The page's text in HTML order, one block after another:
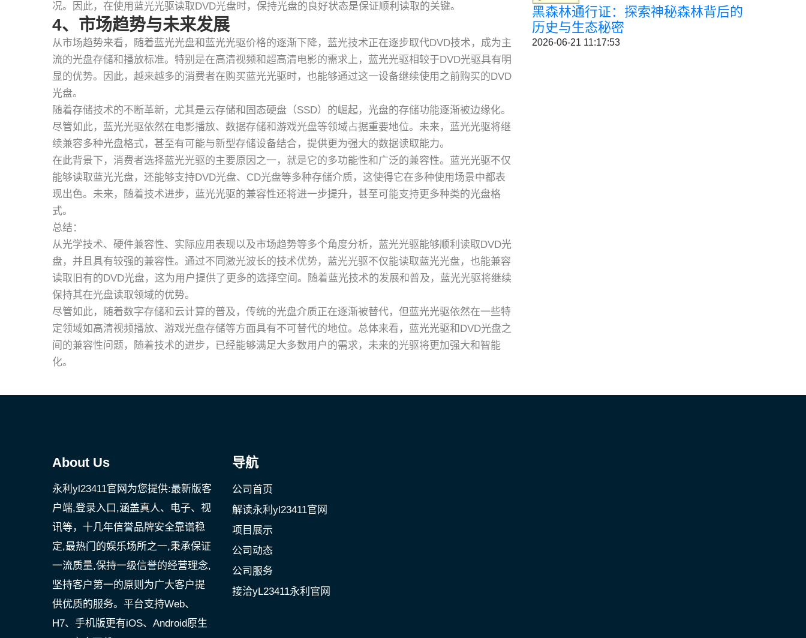
况。因此，在使用蓝光光驱读取DVD光盘时，保持光盘的良好状态是保证顺利读取的关键。
4、市场趋势与未来发展
从市场趋势来看，随着蓝光光盘和蓝光光驱价格的逐渐下降，蓝光技术正在逐步取代DVD技术，成为主
流的光盘存储和播放标准。特别是在高清视频和超高清电影的需求上，蓝光光驱相较于DVD光驱具有明
显的优势。因此，越来越多的消费者在购买蓝光光驱时，也能够通过这一设备继续使用之前购买的DVD
光盘。
随着存储技术的不断革新，尤其是云存储和固态硬盘（SSD）的崛起，光盘的存储功能逐渐被边缘化。
尽管如此，蓝光光驱依然在电影播放、数据存储和游戏光盘等领域占据重要地位。未来，蓝光光驱将继
续兼容多种光盘格式，甚至有可能与新型存储设备结合，提供更为强大的数据读取能力。
在此背景下，消费者选择蓝光光驱的主要原因之一，就是它的多功能性和广泛的兼容性。蓝光光驱不仅
能够读取蓝光光盘，还能够支持DVD光盘、CD光盘等多种存储介质，这使得它在多种使用场景中都表
现出色。未来，随着技术进步，蓝光光驱的兼容性还将进一步提升，甚至可能支持更多种类的光盘格
式。
总结：
从光学技术、硬件兼容性、实际应用表现以及市场趋势等多个角度分析，蓝光光驱能够顺利读取DVD光
盘，并且具有较强的兼容性。通过不同激光波长的技术优势，蓝光光驱不仅能读取蓝光光盘，也能兼容
读取旧有的DVD光盘，这为用户提供了更多的选择空间。随着蓝光技术的发展和普及，蓝光光驱将继续
保持其在光盘读取领域的优势。
尽管如此，随着数字存储和云计算的普及，传统的光盘介质正在逐渐被替代，但蓝光光驱依然在一些特
定领域如高清视频播放、游戏光盘存储等方面具有不可替代的地位。总体来看，蓝光光驱和DVD光盘之
间的兼容性问题，随着技术的进步，已经能够满足大多数用户的需求，未来的光驱将更加强大和智能
化。
黑森林通行证：探索神秘森林背后的
历史与生态秘密
2026-06-21 11:17:53
About Us
永利yl23411官网为您提供:最新版客
户端,登录入口,涵盖真人、电子、视
讯等，十几年信誉品牌安全靠谱稳
定,最热门的娱乐场所之一,秉承保证
一流质量,保持一级信誉的经营理念,
坚持客户第一的原则为广大客户提
供优质的服务。平台支持Web、
H7、手机版更有iOS、Android原生
导航
公司首页
解读永利yl23411官网
项目展示
公司动态
公司服务
接洽yL23411永利官网